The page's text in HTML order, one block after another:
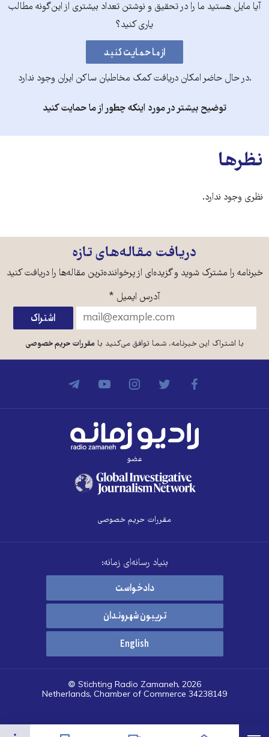
فهرست
آیا مایل هستید ما را در تحقیق و نوشتن تعداد بیشتری از این‌گونه مطالب
یاری کنید؟
.در حال حاضر امکان دریافت کمک مخاطبان ساکن ایران وجود ندارد
توضیح بیشتر در مورد اینکه چطور از ما حمایت کنید
نظرها
نظری وجود ندارد.
دریافت مقاله‌های تازه
خبرنامه را مشترک شوید و گزیده‌ای از پرخواننده‌ترین مقاله‌ها را دریافت کنید
آدرس ایمیل *
با اشتراک این خبرنامه، شما توافق می‌کنید بامقررات حریم خصوصی
عضو
مقررات حریم خصوصی
بنیاد رسانه‌ای زمانه:
دادخواست
تریبون شهروندان
English
© Stichting Radio Zamaneh, 2026
Netherlands, Chamber of Commerce 34238149